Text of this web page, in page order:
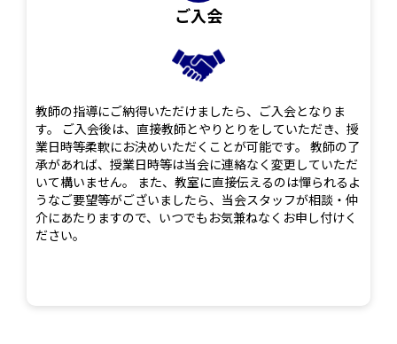
ご入会
教師の指導にご納得いただけましたら、ご入会となりま
す。 ご入会後は、直接教師とやりとりをしていただき、授
業日時等柔軟にお決めいただくことが可能です。 教師の了
承があれば、授業日時等は当会に連絡なく変更していただ
いて構いません。 また、教室に直接伝えるのは憚られるよ
うなご要望等がございましたら、当会スタッフが相談・仲
介にあたりますので、いつでもお気兼ねなくお申し付けく
ださい。